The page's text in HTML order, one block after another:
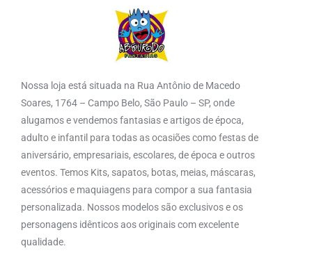
Nossa loja está situada na Rua Antônio de Macedo
Soares, 1764 – Campo Belo, São Paulo – SP, onde
alugamos e vendemos fantasias e artigos de época,
adulto e infantil para todas as ocasiões como festas de
aniversário, empresariais, escolares, de época e outros
eventos. Temos Kits, sapatos, botas, meias, máscaras,
acessórios e maquiagens para compor a sua fantasia
personalizada. Nossos modelos são exclusivos e os
personagens idênticos aos originais com excelente
qualidade.